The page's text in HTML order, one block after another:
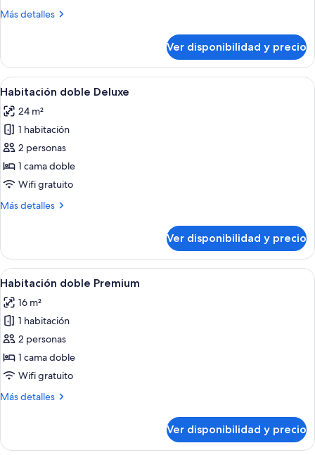
Más detalles
Más
doble
superior
Ver disponibilidad y precio
Ver
todas
las
fotos
de
Habitación
doble
Una habitación de hotel moderna
6
Habitación doble Deluxe
24 m²
1 habitación
2 personas
1 cama doble
Wifi gratuito
Más detalles
Más
doble
Deluxe
Ver disponibilidad y precio
Ver
todas
las
fotos
de
Habitación
doble
Una habitación de hotel con una
5
Habitación doble Premium
16 m²
1 habitación
2 personas
1 cama doble
Wifi gratuito
Más detalles
Más
doble
Ver disponibilidad y precio